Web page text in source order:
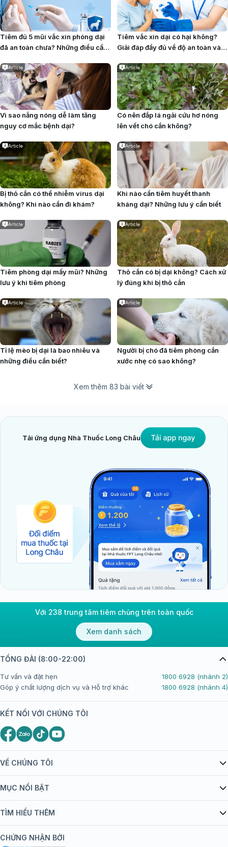
Tiêm đủ 5 mũi vắc xin phòng dại
đã an toàn chưa? Những điều cần
Tiêm vắc xin dại có hại không?
Giải đáp đầy đủ về độ an toàn và
Article
Vì sao nắng nóng dễ làm tăng
nguy cơ mắc bệnh dại?
Article
Có nên đắp lá ngải cứu hơ nóng
lên vết chó cắn không?
Article
Bị thỏ cắn có thể nhiễm virus dại
không? Khi nào cần đi khám?
Article
Khi nào cần tiêm huyết thanh
kháng dại? Những lưu ý cần biết
Article
Tiêm phòng dại mấy mũi? Những
lưu ý khi tiêm phòng
Article
Thỏ cắn có bị dại không? Cách xử
lý đúng khi bị thỏ cắn
Article
Tỉ lệ mèo bị dại là bao nhiêu và
những điều cần biết?
Article
Người bị chó đã tiêm phòng cắn
xước nhẹ có sao không?
Xem thêm 83 bài viết
Tải ứng dụng Nhà Thuốc Long Châu
Với 238 trung tâm tiêm chủng trên toàn quốc
Xem danh sách
VỀ CHÚNG TÔI
Giới thiệu Tiêm Chủng FPT Long Châu
bán hàng
Chính sách nội dung
MỤC NỔI BẬT
Danh mục vắc xin
TÌM HIỂU THÊM
Khuyến mãi
CHỨNG NHẬN BỞI
TỔNG ĐÀI (8:00-22:00)
Tư vấn và đặt hẹn
1800 6928 (nhánh 2)
Góp ý chất lượng dịch vụ và Hỗ trợ khác
1800 6928 (nhánh 4)
KẾT NỐI VỚI CHÚNG TÔI